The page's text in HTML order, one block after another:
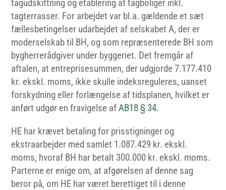
tagudskiftning og etablering af tagboliger inkl.
tagterrasser. For arbejdet var bl.a. gældende et sæt
fællesbetingelser udarbejdet af selskabet A, der er
moderselskab til BH, og som repræsenterede BH som
bygherrerådgiver under byggeriet. Det fremgår af
aftalen, at entreprisesummen, der udgjorde 7.177.410
kr. ekskl. moms, ikke skulle indeksreguleres, uanset
forskydning eller forlængelse af tidsplanen, hvilket er
anført udgør en fravigelse afAB18 § 34.
HE har krævet betaling for prisstigninger og
ekstraarbejder med samlet 1.087.429 kr. ekskl.
moms, hvoraf BH har betalt 300.000 kr. ekskl. moms.
Parterne er enige om, at afgørelsen af denne sag
beror på, om HE har været berettiget til i denne